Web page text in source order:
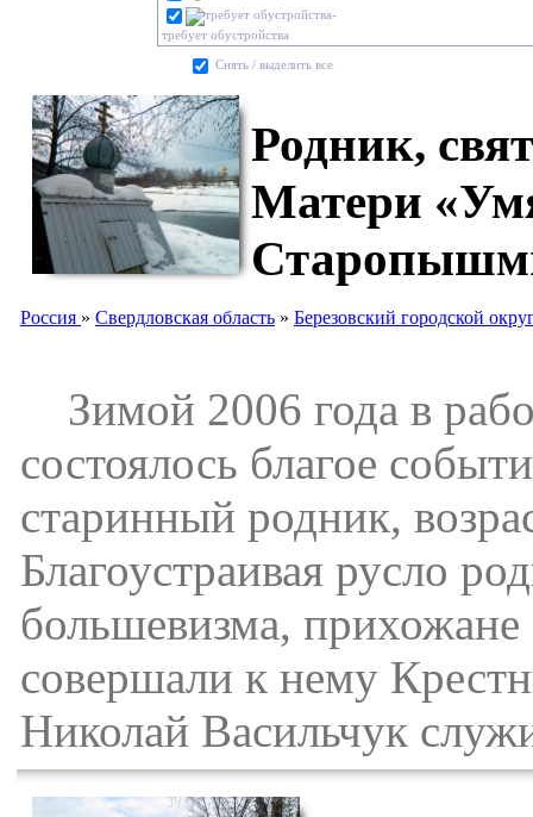
-
требует обустройства
Cнять / выделить все
Родник,
Матери
Россия » Свердловская область » Березовский городской
Зимой 2006 года в
состоялось благое
старинный родник,
Благоустраивая русло
большевизма, прихожане
совершали к нему
Николай Васильчук